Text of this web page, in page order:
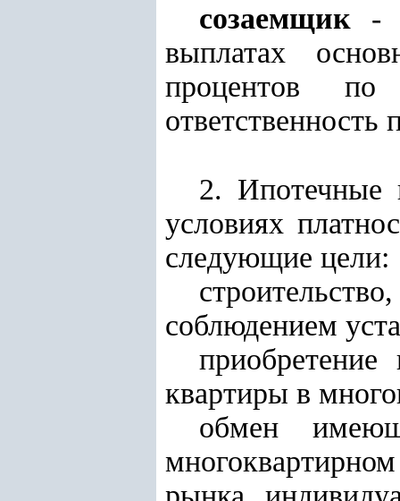
созаемщик -
выплатах
процентов
ответственность
2. Ипотечные
условиях
следующие цели:
соблюдением
квартиры в
обмен